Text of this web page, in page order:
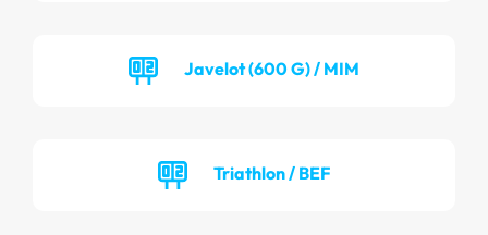
Javelot (600 G) / MIM
Triathlon / BEF